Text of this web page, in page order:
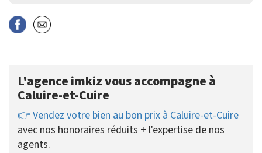
L'agence imkiz vous accompagne à
Caluire-et-Cuire
👉 Vendez votre bien au bon prix à Caluire-et-Cuire
avec nos honoraires réduits + l'expertise de nos
agents.